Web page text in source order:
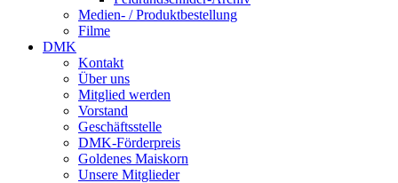
Medien- / Produktbestellung
Filme
DMK
Kontakt
Über uns
Mitglied werden
Vorstand
Geschäftsstelle
DMK-Förderpreis
Goldenes Maiskorn
Unsere Mitglieder